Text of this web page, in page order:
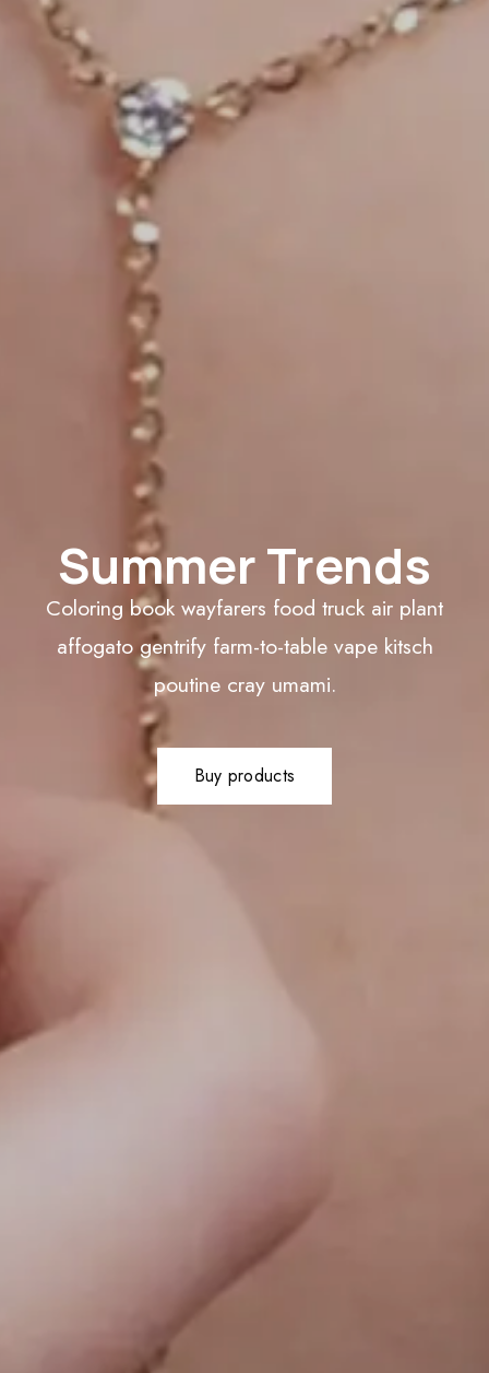
Summer Trends
Coloring book wayfarers food truck air plant
affogato gentrify farm-to-table vape kitsch
poutine cray umami.
Buy products